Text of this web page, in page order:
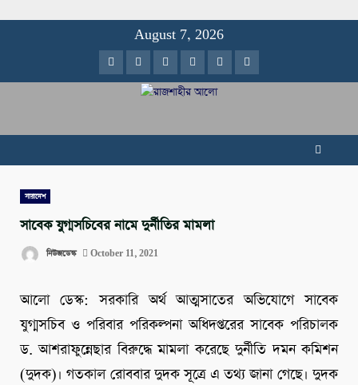
August 7, 2026
Facebook
TwitterInstagram
Youtube
VK LinkedIn
সারাদেশ
সাবেক যুগ্মসচিবের নামে দুর্নীতির মামলা
নিউজডেস্ক October 11, 2021
আলো ডেস্ক: সরকারি অর্থ আত্মসাতের অভিযোগে সাবেক
যুগ্মসচিব ও পরিবার পরিকল্পনা অধিদপ্তরের সাবেক পরিচালক
ড. আশরাফুন্নেছার বিরুদ্ধে মামলা করেছে দুর্নীতি দমন কমিশন
(দুদক)। গতকাল রোববার দুদক সূত্রে এ তথ্য জানা গেছে। দুদক